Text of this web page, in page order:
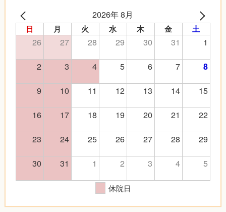
2026年 8月
日 月 火 水 木 金 土
26 27 28 29 30 31
1
2
3 4 5 6 7 8
9 10 11 12 13 14
15
16
17 18 19 20 21
22
23
24 25 26 27 28
29
30
31 1 2 3 4 5
休院日